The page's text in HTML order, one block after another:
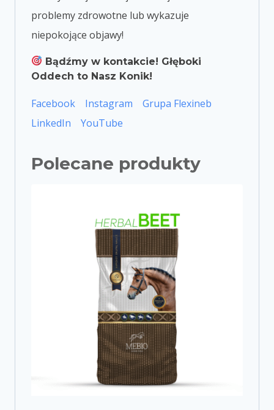
problemy zdrowotne lub wykazuje
niepokojące objawy!
Bądźmy w kontakcie! Głęboki
Oddech to Nasz Konik!
Facebook Instagram
Grupa Flexineb
LinkedIn
YouTube
Polecane produkty